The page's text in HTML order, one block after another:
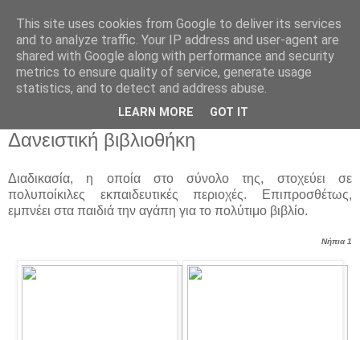
Παιδικός Σταθμός-
Νηπιαγωγείο "ΔΕΛΑΣΑΛ"
Δανειστική βιβλιοθήκη
Διαδικασία, η οποία στο σύνολο της, στοχεύει σε
πολυποίκιλες εκπαιδευτικές περιοχές. Επιπροσθέτως,
εμπνέει στα παιδιά την αγάπη για το πολύτιμο βιβλίο.
Νήπια 1
This site uses cookies from Google to deliver its services
and to analyze traffic. Your IP address and user-agent are
shared with Google along with performance and security
metrics to ensure quality of service, generate usage
statistics, and to detect and address abuse.
LEARN MORE GOT IT